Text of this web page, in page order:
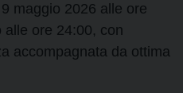
maggio 2026 alle ore
alle ore 24:00, con
accompagnata da ottima